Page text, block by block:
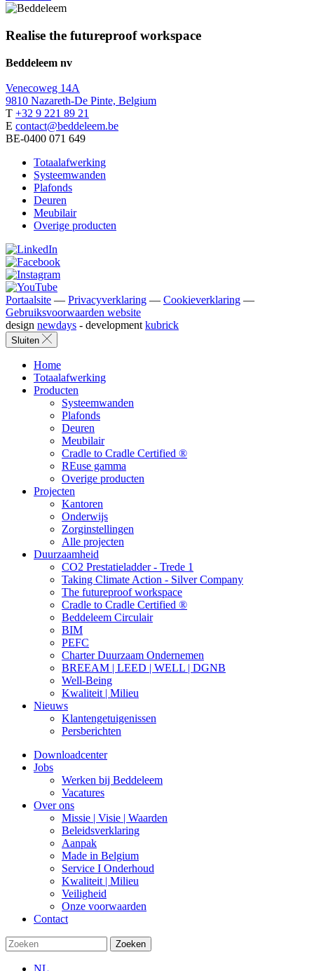
Realise the futureproof workspace
Beddeleem nv
Venecoweg 14A
9810 Nazareth-De Pinte, Belgium
T +32 9 221 89 21
E contact@beddeleem.be
BE-0400 071 649
Totaalafwerking
Systeemwanden
Plafonds
Deuren
Meubilair
Overige producten
Portaalsite — Privacyverklaring — Cookieverklaring —
Gebruiksvoorwaarden website
design newdays - development kubrick
Sluiten
Home
Totaalafwerking
Producten
Systeemwanden
Plafonds
Deuren
Meubilair
Cradle to Cradle Certified ®
REuse gamma
Overige producten
Projecten
Kantoren
Onderwijs
Zorginstellingen
Alle projecten
Duurzaamheid
CO2 Prestatieladder - Trede 1
Taking Climate Action - Silver Company
The futureproof workspace
Cradle to Cradle Certified ®
Beddeleem Circulair
BIM
PEFC
Charter Duurzaam Ondernemen
BREEAM | LEED | WELL | DGNB
Well-Being
Kwaliteit | Milieu
Nieuws
Klantengetuigenissen
Persberichten
Downloadcenter
Jobs
Werken bij Beddeleem
Vacatures
Over ons
Missie | Visie | Waarden
Beleidsverklaring
Aanpak
Made in Belgium
Service I Onderhoud
Kwaliteit | Milieu
Veiligheid
Onze voorwaarden
Contact
Zoeken
NL